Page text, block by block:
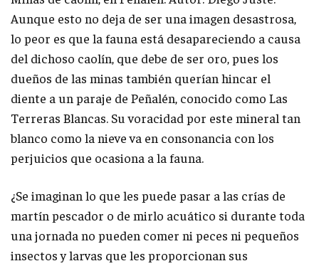
Aunque esto no deja de ser una imagen desastrosa,
lo peor es que la fauna está desapareciendo a causa
del dichoso caolín, que debe de ser oro, pues los
dueños de las minas también querían hincar el
diente a un paraje de Peñalén, conocido como Las
Terreras Blancas. Su voracidad por este mineral tan
blanco como la nieve va en consonancia con los
perjuicios que ocasiona a la fauna.
¿Se imaginan lo que les puede pasar a las crías de
martín pescador o de mirlo acuático si durante toda
una jornada no pueden comer ni peces ni pequeños
insectos y larvas que les proporcionan sus